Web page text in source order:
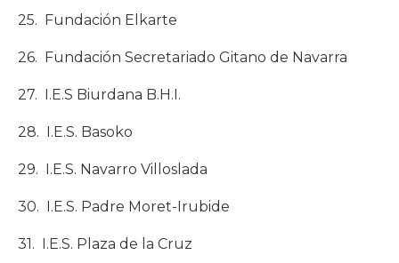
25. Fundación Elkarte
26. Fundación Secretariado Gitano de Navarra
27. I.E.S Biurdana B.H.I.
28. I.E.S. Basoko
29. I.E.S. Navarro Villoslada
30. I.E.S. Padre Moret-Irubide
31. I.E.S. Plaza de la Cruz